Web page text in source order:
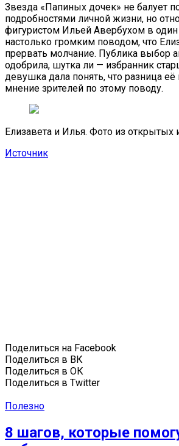
Звезда «Папиных дочек» не балует
подробностями личной жизни, но
фигуристом Ильей Авербухом в
настолько громким поводом, что
прервать молчание. Публика выбор
одобрила, шутка ли — избранник
девушка дала понять, что разница её
мнение зрителей по этому поводу.
Елизавета и Илья. Фото из открытых
Источник
Поделиться на Facebook
Поделиться в ВК
Поделиться в ОК
Поделиться в Twitter
Полезно
8 шагов, которые